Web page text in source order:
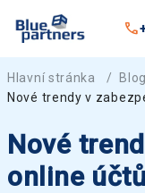
Hlavní stránka / Blog
Nové trendy v
Nové
online